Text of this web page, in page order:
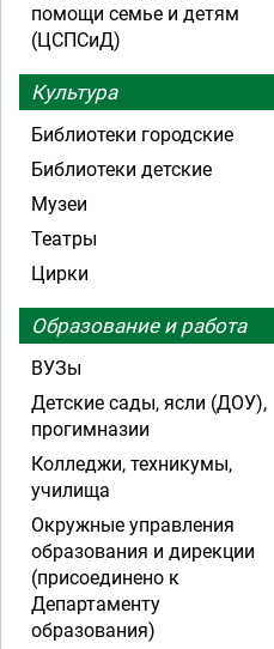
помощи семье и детям
(ЦСПСиД)
Культура
Библиотеки городские
Библиотеки детские
Музеи
Театры
Цирки
Образование и работа
ВУЗы
Детские сады, ясли (ДОУ),
прогимназии
Колледжи, техникумы,
училища
Окружные управления
образования и дирекции
(присоединено к
Департаменту
образования)